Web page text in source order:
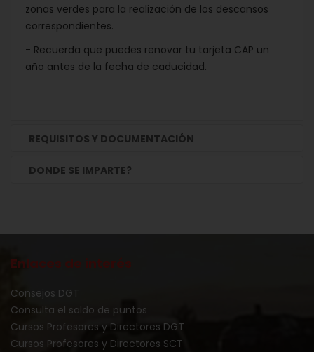
zonas verdes para la realización de los descansos
correspondientes.
- Recuerda que puedes renovar tu tarjeta CAP un
año antes de la fecha de caducidad.
REQUISITOS Y DOCUMENTACIÓN
DONDE SE IMPARTE?
Enlaces de interés
Consejos DGT
Consulta el saldo de puntos
Cursos Profesores y Directores DGT
Cursos Profesores y Directores SCT